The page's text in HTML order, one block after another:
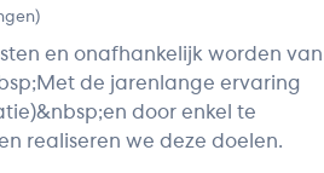
en onafhankelijk worden van
de jarenlange ervaring
door enkel te
realiseren we deze doelen.